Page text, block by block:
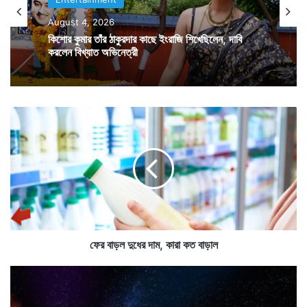
ক্যালিফোর্নিয়ার মোরাগাতে রয়েছে রুপার্টের নিজের একটি
বাগানবাড়ি। সেখানেই আঙুর বাগানের মাঝে সবুজের কোলে তিনি
বিয়ে করলেন তাঁর বান্ধবী ইলিনা জুকোভা-কে।
August 4, 2026
কিশোর কুমার তাঁর ঠাকুরদার কাছে ইংরাজি শিখেছিলেন, দাবি
করলেন বিখ্যাত অভিনেত্রী
ফে
র
বা
ড়
ল
দু
ধে
র
দা
ক
ফের বাড়ল দুধের দাম, কারা কত বাড়াল
লা